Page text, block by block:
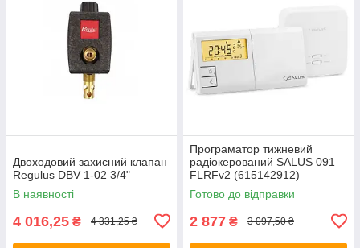
Двоходовий захисний клапан
Regulus DBV 1-02 3/4"
В наявності
4 016,25 ₴ 4 331,25 ₴
Програматор тижневий
радіокерований SALUS 091
FLRFv2 (615142912)
Готово до відправки
2 877 ₴ 3 097,50 ₴